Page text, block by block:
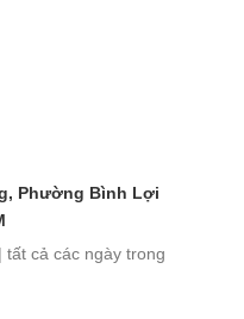
Phường Bình Lợi
cả các ngày trong